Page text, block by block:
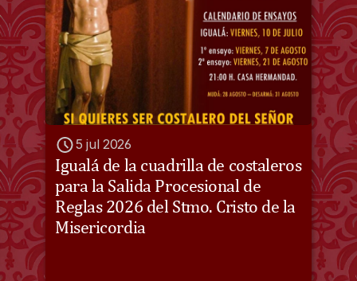
5 jul 2026
Igualá de la cuadrilla de costaleros
para la Salida Procesional de
Reglas 2026 del Stmo. Cristo de la
Misericordia